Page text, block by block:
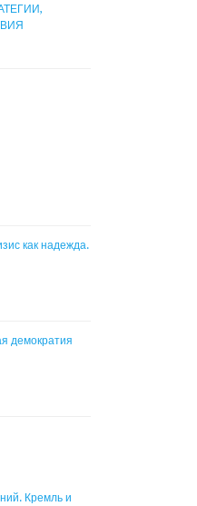
как надежда.
демократия
Кремль и